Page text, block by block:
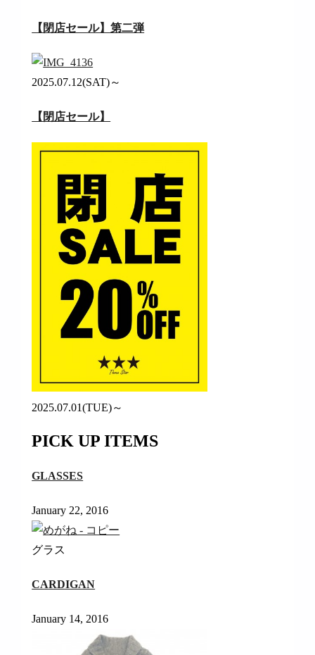
【閉店セール】第二弾
2025.07.12(SAT)～
【閉店セール】
2025.07.01(TUE)～
PICK UP ITEMS
GLASSES
January 22, 2016
グラス
CARDIGAN
January 14, 2016